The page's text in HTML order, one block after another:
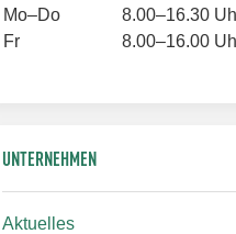
Mo–Do
8.00–16.30
Fr
8.00–16.00
UNTERNEHMEN
Aktuelles